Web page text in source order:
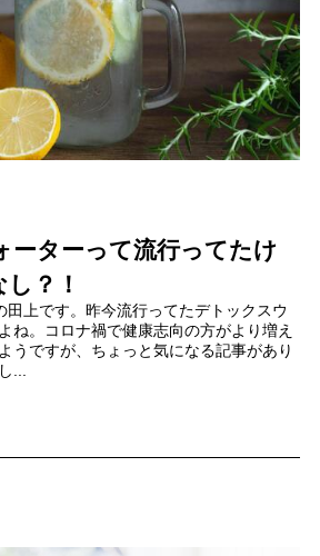
ーターって流行ってたけ
？！
田上です。昨今流行ってたデトックスウ
ね。コロナ禍で健康志向の方がより増え
うですが、ちょっと気になる記事があり
...